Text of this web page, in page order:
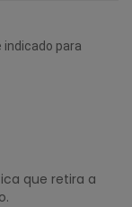
indicado para
que retira a